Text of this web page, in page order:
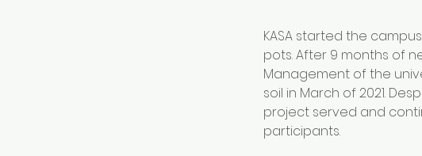
KASA started the
pots. After 9 months of
Management of the
soil in March of 2021.
project served and
participants.